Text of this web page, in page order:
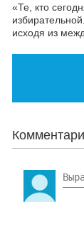
«Те, кто
исходя из